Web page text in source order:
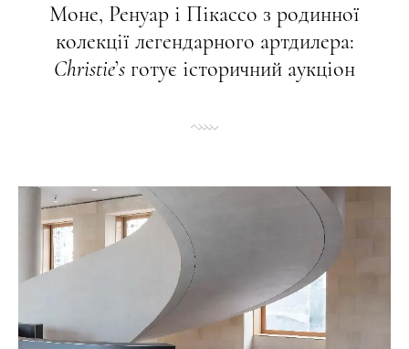
Моне, Ренуар і Пікассо з родинної
колекції легендарного артдилера:
Christie’s готує історичний аукціон